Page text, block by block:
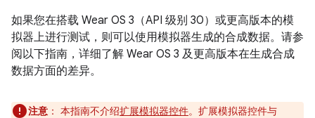
如果您在搭载 Wear OS 3（API 级别 30）或更高版本的模
拟器上进行测试，则可以使用模拟器生成的合成数据。请参
阅以下指南，详细了解 Wear OS 3 及更高版本在生成合成
数据方面的差异。
注意 ： 本指南不介绍扩展模拟器控件。扩展模拟器控件与